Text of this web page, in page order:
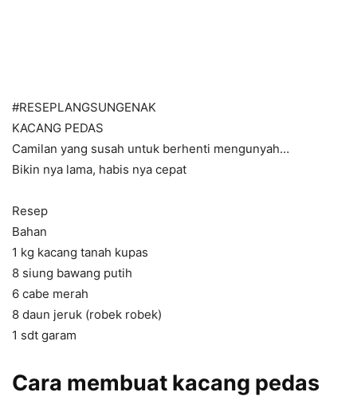
#RESEPLANGSUNGENAK
KACANG PEDAS
Camilan yang susah untuk berhenti mengunyah…
Bikin nya lama, habis nya cepat
Resep
Bahan
1 kg kacang tanah kupas
8 siung bawang putih
6 cabe merah
8 daun jeruk (robek robek)
1 sdt garam
Cara membuat kacang pedas